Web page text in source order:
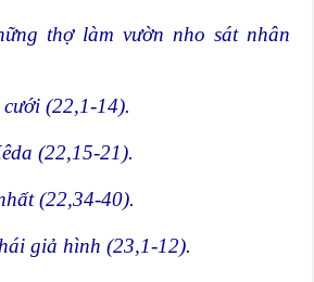
thợ làm vườn nho sát nhân
(22,1-14).
(22,15-21).
(22,34-40).
giả hình (23,1-12).